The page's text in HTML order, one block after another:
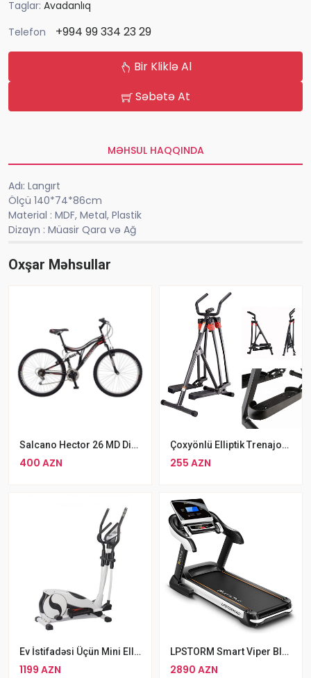
Taglar: Avadanlıq
Telefon
+994 99 334 23 29
Bir Kliklə Al
Səbətə At
MƏHSUL HAQQINDA
Adı: Langırt
Ölçü 140*74*86cm
Material : MDF, Metal, Plastik
Dizayn : Müasir Qara və Ağ
Oxşar Məhsullar
Salcano Hector 26 MD Disk Əyləc 21 Ötürücü İkiqat Amortizator 26 V Dağ Velosipedi
400 AZN
Çoxyönlü Elliptik Trenajor Walker JS-028 Maksimal İstifadəçi Çəkisi 100 Kq
255 AZN
Ev İstifadəsi Üçün Mini Elliptik Trenajor Electric Magnetic Elliptical Cross Trainer
1199 AZN
LPSTORM Smart Viper Bluetooth İdarəetməli Qatlana Bilən Qaçış Aparatı
2890 AZN